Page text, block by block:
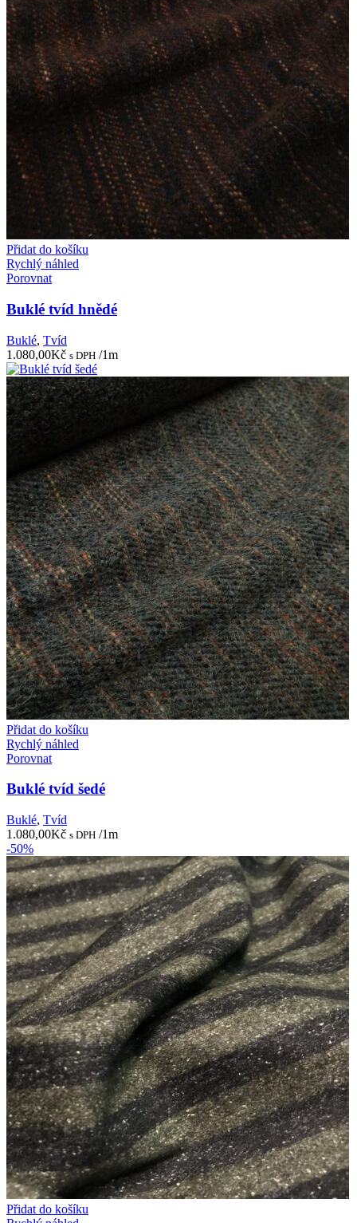
Přidat do košíku
Rychlý náhled
Porovnat
Buklé tvíd hnědé
Buklé, Tvíd
1.080,00Kč s DPH /1m
Přidat do košíku
Rychlý náhled
Porovnat
Buklé tvíd šedé
Buklé, Tvíd
1.080,00Kč s DPH /1m
-50%
Přidat do košíku